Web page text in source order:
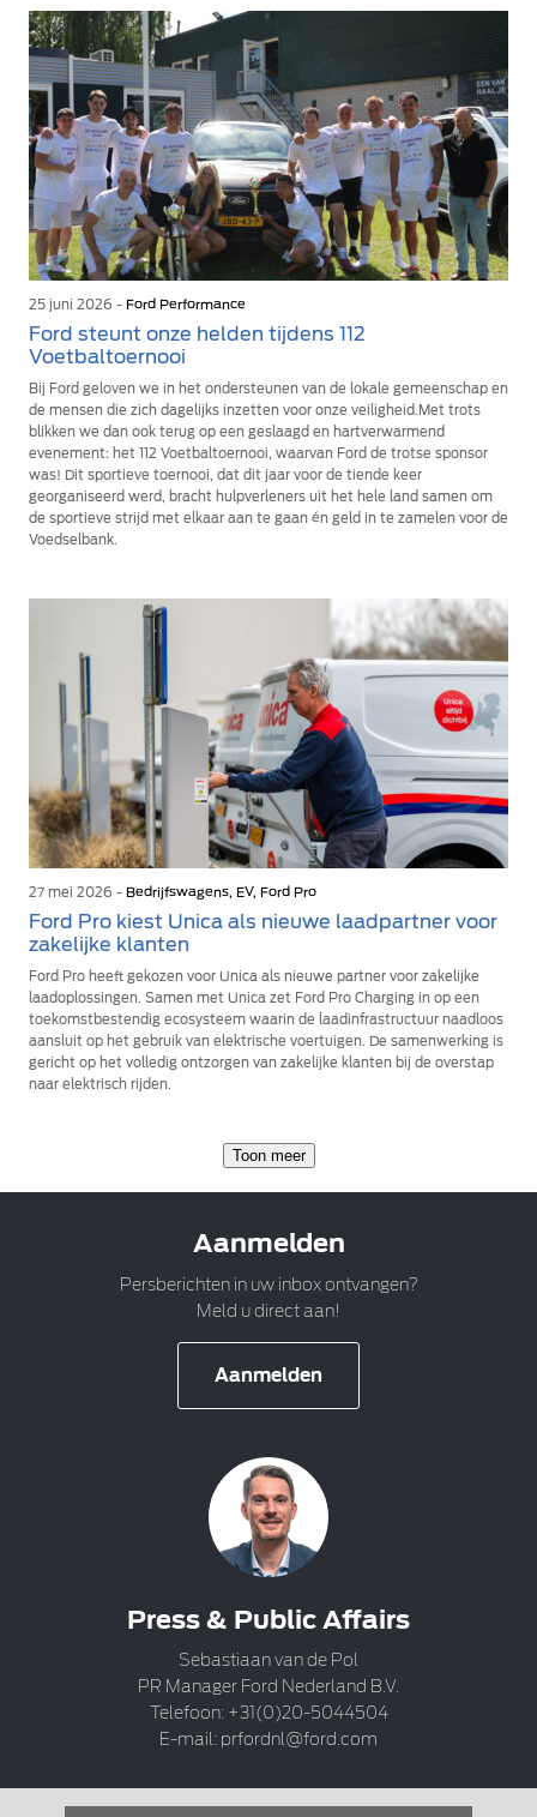
25 juni 2026 - Ford Performance
Ford steunt onze helden tijdens 112
Voetbaltoernooi
Bij Ford geloven we in het ondersteunen van de lokale gemeenschap en
de mensen die zich dagelijks inzetten voor onze veiligheid.Met trots
blikken we dan ook terug op een geslaagd en hartverwarmend
evenement: het 112 Voetbaltoernooi, waarvan Ford de trotse sponsor
was! Dit sportieve toernooi, dat dit jaar voor de tiende keer
georganiseerd werd, bracht hulpverleners uit het hele land samen om
de sportieve strijd met elkaar aan te gaan én geld in te zamelen voor de
Voedselbank.
27 mei 2026 - Bedrijfswagens, EV, Ford Pro
Ford Pro kiest Unica als nieuwe laadpartner voor
zakelijke klanten
Ford Pro heeft gekozen voor Unica als nieuwe partner voor zakelijke
laadoplossingen. Samen met Unica zet Ford Pro Charging in op een
toekomstbestendig ecosysteem waarin de laadinfrastructuur naadloos
aansluit op het gebruik van elektrische voertuigen. De samenwerking is
gericht op het volledig ontzorgen van zakelijke klanten bij de overstap
naar elektrisch rijden.
Toon meer
Aanmelden
Persberichten in uw inbox ontvangen?
Meld u direct aan!
Aanmelden
Press & Public Affairs
Sebastiaan van de Pol
PR Manager Ford Nederland B.V.
Telefoon: +31(0)20-5044504
E-mail: prfordnl@ford.com